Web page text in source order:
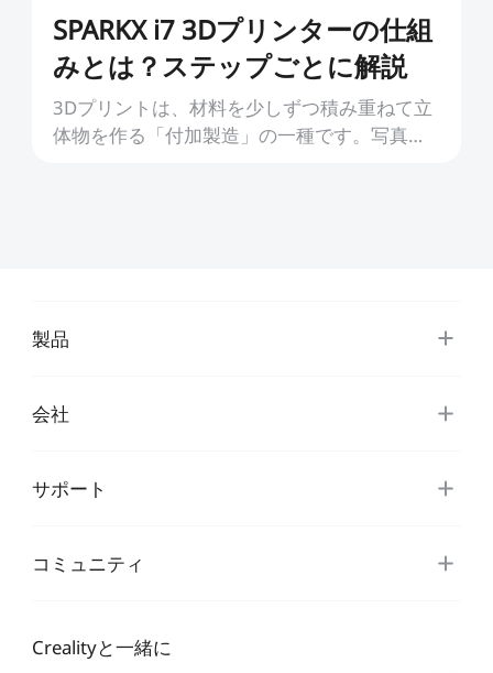
SPARKX i7 3Dプリンターの仕組
みとは？ステップごとに解説
3Dプリントは、材料を少しずつ積み重ねて立
体物を作る「付加製造」の一種です。写真を1
1
適切な商品推薦
製品
会社
サポート
コミュニティ
Crealityと一緒に